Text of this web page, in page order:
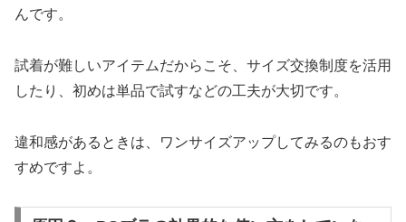
んです。
試着が難しいアイテムだからこそ、サイズ交換制度を活用
したり、初めは単品で試すなどの工夫が大切です。
違和感があるときは、ワンサイズアップしてみるのもおす
すめですよ。